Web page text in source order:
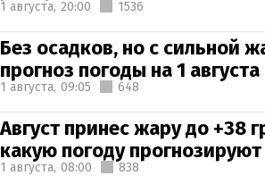
1 августа, 20:00 1536
Без осадков, но с сильной
прогноз погоды на 1 августа
1 августа, 09:05 648
Август принес жару до +38
какую погоду
1 августа, 08:00 838